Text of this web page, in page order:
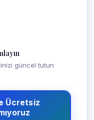
güncel tutun
Ücretsiz